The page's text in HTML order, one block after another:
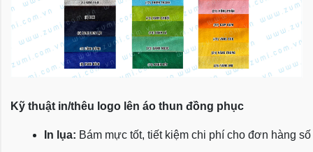
Kỹ thuật in/thêu logo lên áo thun đồng phục
In lụa: Bám mực tốt, tiết kiệm chi phí cho đơn hàng